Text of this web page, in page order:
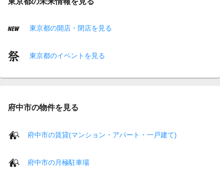
東京都の開店・閉店を見る
東京都のイベントを見る
府中市の物件を見る
府中市の賃貸(マンション・アパート・一戸建て)
府中市の月極駐車場